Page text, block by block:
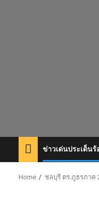
ข่าวเด่นประเด็นร้
Home ชลบุรี ตร.ภูธรภาค